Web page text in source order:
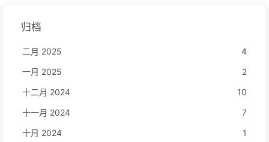
归档
二月 2025
4
一月 2025
2
十二月 2024
10
十一月 2024
7
十月 2024
1